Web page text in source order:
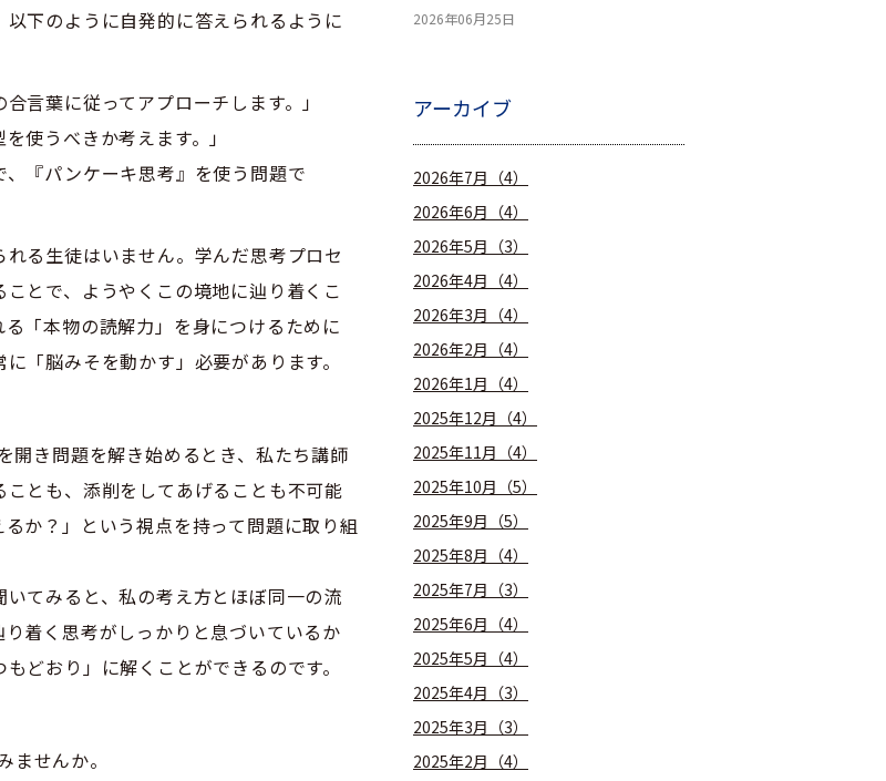
下のように自発的に答えられるように
言葉に従ってアプローチします。」
使うべきか考えます。」
、『パンケーキ思考』を使う問題で
る生徒はいません。学んだ思考プロセ
とで、ようやくこの境地に辿り着くこ
「本物の読解力」を身につけるために
「脳みそを動かす」必要があります。
開き問題を解き始めるとき、私たち講師
とも、添削をしてあげることも不可能
か？」という視点を持って問題に取り組
てみると、私の考え方とほぼ同一の流
着く思考がしっかりと息づいているか
どおり」に解くことができるのです。
ませんか。
2026年06月25日
アーカイブ
2026年7月（4）
2026年6月（4）
2026年5月（3）
2026年4月（4）
2026年3月（4）
2026年2月（4）
2026年1月（4）
2025年12月（4）
2025年11月（4）
2025年10月（5）
2025年9月（5）
2025年8月（4）
2025年7月（3）
2025年6月（4）
2025年5月（4）
2025年4月（3）
2025年3月（3）
2025年2月（4）